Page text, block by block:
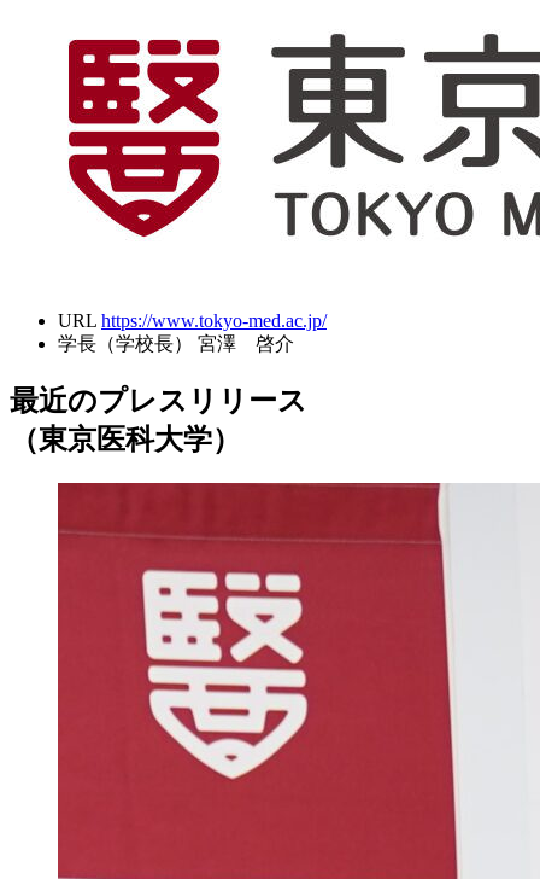
URL https://www.tokyo-med.ac.jp/
学長（学校長）
宮澤 啓介
最近のプレスリリース
（東京医科大学）